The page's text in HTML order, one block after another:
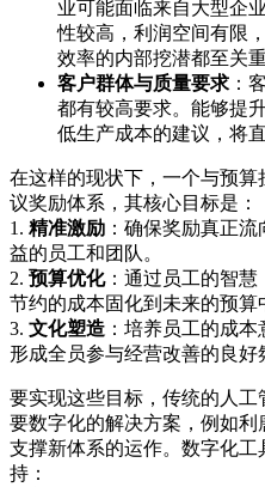
业可能面临来自大型企
性较高，利润空间有限
效率的内部挖潜都至关重
客户群体与质量要求 ：
都有较高要求。能够提
低生产成本的建议，将
在这样的现状下，一个与预
议奖励体系，其核心目标是：
1. 精准激励 ：确保奖励真正
益的员工和团队。
2. 预算优化：通过员工的智慧
节约的成本固化到未来的预算
3. 文化塑造 ：培养员工的成
形成全员参与经营改善的良好
要实现这些目标，传统的人
要数字化的解决方案，例如
支撑新体系的运作。数字化
持：